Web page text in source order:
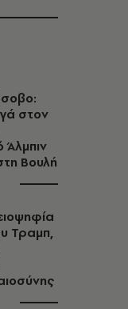
στον
Βουλή
Τραμπ,